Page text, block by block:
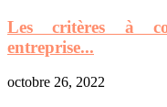
Les critères à
entreprise...
octobre 26, 2022